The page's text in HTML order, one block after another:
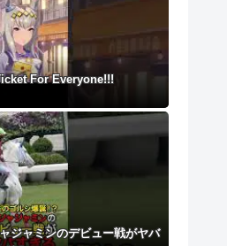
For Everyone!!!
ジャミンのデビュー戦がヤバ